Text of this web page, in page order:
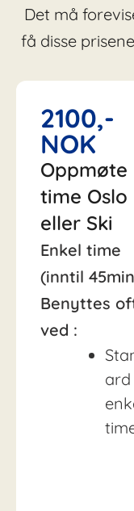
Det må
få disse
2100,-
NOK
Oppmøte
time Oslo
eller Ski
Enkel time
(inntil
Benyttes
ved :
ard